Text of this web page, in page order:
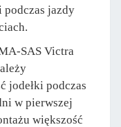
podczas jazdy
SAS Victra
jodełki podczas
w pierwszej
większość